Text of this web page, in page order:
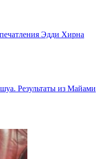
Эдди Хирна
Результаты из Майами